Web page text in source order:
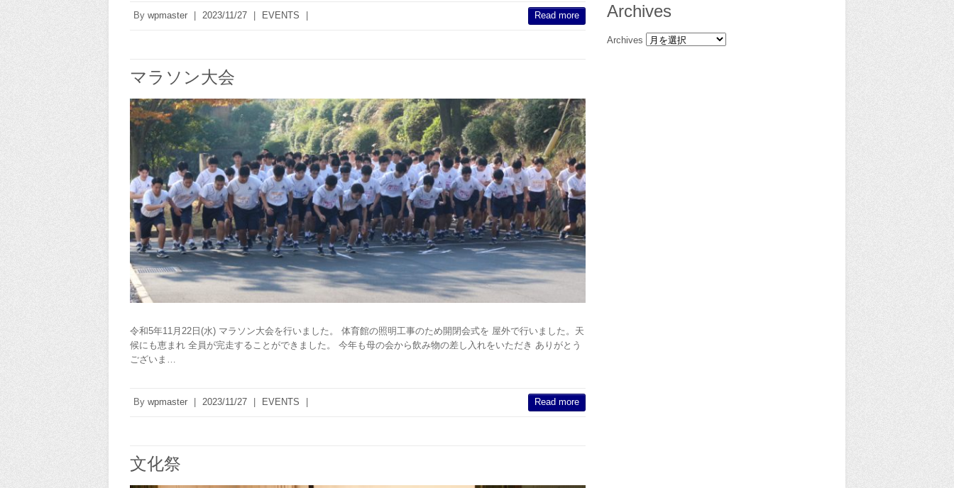
By wpmaster 2023/11/27 EVENTS Read more
マラソン大会
令和5年11月22日(水) マラソン大会を行いました。 体育館の照明工事のため開閉会式を 屋外で行いました。天
候にも恵まれ 全員が完走することができました。 今年も母の会から飲み物の差し入れをいただき ありがとう
ございま…
By wpmaster 2023/11/27 EVENTS Read more
文化祭
Archives
Archives